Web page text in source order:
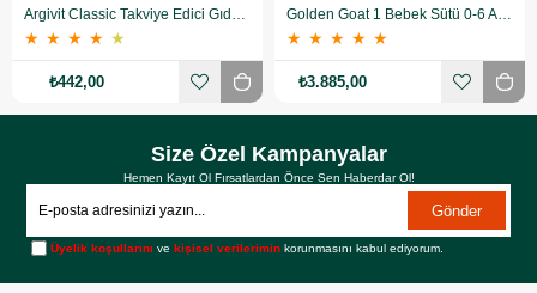
Argivit Classic Takviye Edici Gıda 150 ml
★ ★ ★ ★ ★
₺442,00
Golden Goat 1 Bebek Sütü 0-6 Ay 400 gr 6 Adet
★ ★ ★ ★ ★
₺3.885,00
Size Özel Kampanyalar
Hemen Kayıt Ol Fırsatlardan Önce Sen Haberdar Ol!
Gönder
Üyelik koşullarını vekişisel verilerimin korunmasını kabul ediyorum.